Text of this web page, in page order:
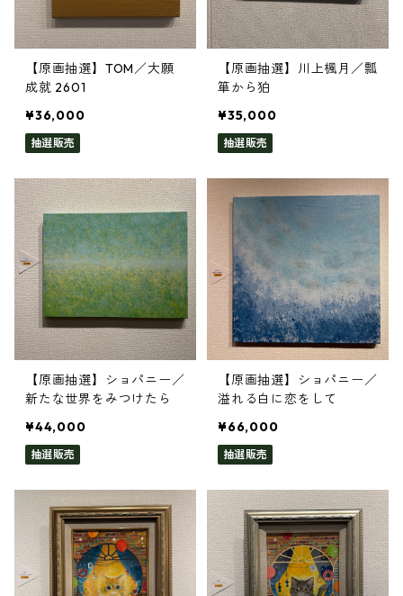
【原画抽選】TOM／大願
成就 2601
¥36,000
抽選販売
【原画抽選】川上楓月／瓢
箪から狛
¥35,000
抽選販売
【原画抽選】ショパニー／
新たな世界をみつけたら
¥44,000
抽選販売
【原画抽選】ショパニー／
溢れる白に恋をして
¥66,000
抽選販売